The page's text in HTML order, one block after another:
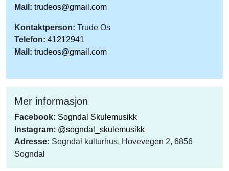
Mail: trudeos@gmail.com
Kontaktperson: Trude Os
Telefon: 41212941
Mail: trudeos@gmail.com
Mer informasjon
Facebook: Sogndal Skulemusikk
Instagram: @sogndal_skulemusikk
Adresse: Sogndal kulturhus, Hovevegen 2, 6856
Sogndal